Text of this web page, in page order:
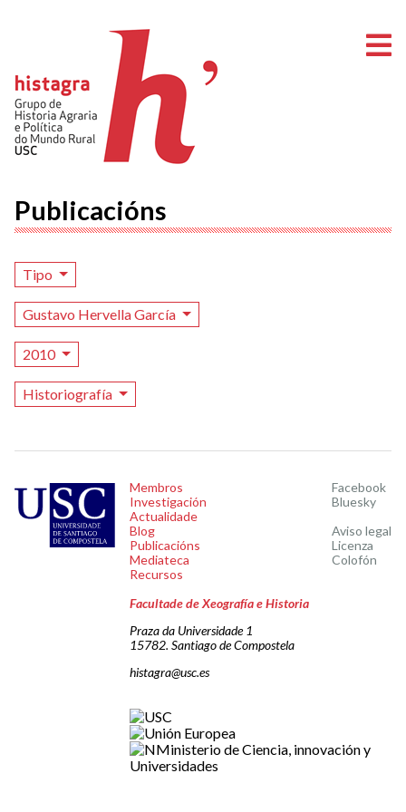
Publicacións
Tipo
Gustavo Hervella García
2010
Historiografía
Membros
Investigación
Actualidade
Blog
Publicacións
Mediateca
Recursos
Facebook
Bluesky
Aviso legal
Licenza
Colofón
Facultade de Xeografía e Historia
Praza da Universidade 1
15782. Santiago de Compostela
histagra@usc.es